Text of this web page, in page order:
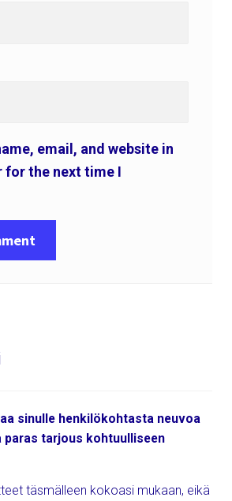
email, and website in
for the next time I
sinulle henkilökohtasta neuvoa
paras tarjous kohtuulliseen
täsmälleen kokoasi mukaan, eikä